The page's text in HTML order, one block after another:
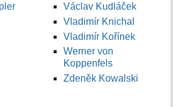
Václav Kudláček
Vladimír Knichal
Vladimír Kořínek
Werner von
Koppenfels
Zdeněk Kowalski